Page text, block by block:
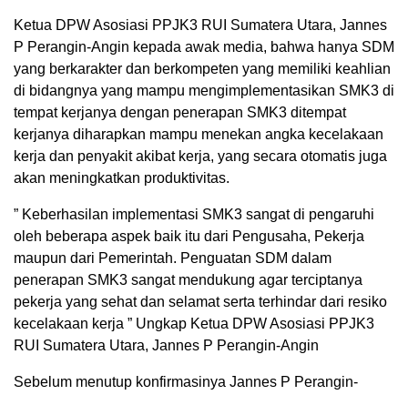
Ketua DPW Asosiasi PPJK3 RUI Sumatera Utara, Jannes
P Perangin-Angin kepada awak media, bahwa hanya SDM
yang berkarakter dan berkompeten yang memiliki keahlian
di bidangnya yang mampu mengimplementasikan SMK3 di
tempat kerjanya dengan penerapan SMK3 ditempat
kerjanya diharapkan mampu menekan angka kecelakaan
kerja dan penyakit akibat kerja, yang secara otomatis juga
akan meningkatkan produktivitas.
” Keberhasilan implementasi SMK3 sangat di pengaruhi
oleh beberapa aspek baik itu dari Pengusaha, Pekerja
maupun dari Pemerintah. Penguatan SDM dalam
penerapan SMK3 sangat mendukung agar terciptanya
pekerja yang sehat dan selamat serta terhindar dari resiko
kecelakaan kerja ” Ungkap Ketua DPW Asosiasi PPJK3
RUI Sumatera Utara, Jannes P Perangin-Angin
Sebelum menutup konfirmasinya Jannes P Perangin-